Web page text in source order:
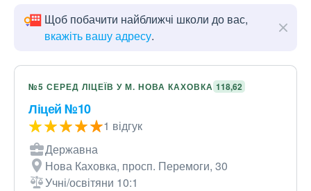
Щоб побачити найближчі школи до вас,
вкажіть вашу адресу.
№5 СЕРЕД ЛІЦЕЇВ У М. НОВА КАХОВКА 118,62
Ліцей №10
1 відгук
Державна
Нова Каховка, просп. Перемоги, 30
Учні/освітяни 10:1